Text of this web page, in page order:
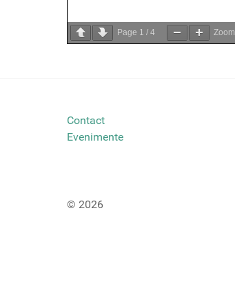
Page 1 / 4 Zoom
Contact
Evenimente
© 2026